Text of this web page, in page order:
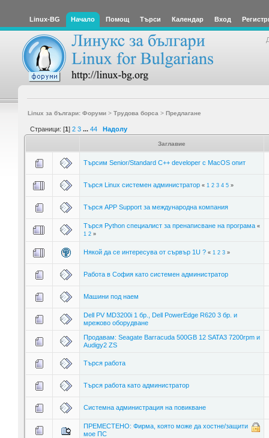
Linux-BG Начало Помощ Търси Календар Вход
Linux за българи: Форуми> Трудова борса > Предлагане
Страници: [1] 2 3 ... 44 Надолу
Заглавие
Търсим Senior/Standard C++ developer c MacOS опит
Търся Linux системен администратор « 1 2 3 4 5»
Търся APP Support за международна компания
Търся Python специалист за пренаписване на програма «
1 2»
Някой да се интересува от сървър 1U ? « 1 2 3»
Работа в София като системен администратор
Машини под наем
Dell PV MD3200i 1 бр., Dell PowerEdge R620 3 бр. и
мрежово оборудване
Продавам: Seagate Barracuda 500GB 12 SATA3 7200rpm и
Audigy2 ZS
Търся работа
Търся работа като администратор
Системна администрация на повикване
ПРЕМЕСТЕНО: Фирма, която може да хостне/защити
мое ПС